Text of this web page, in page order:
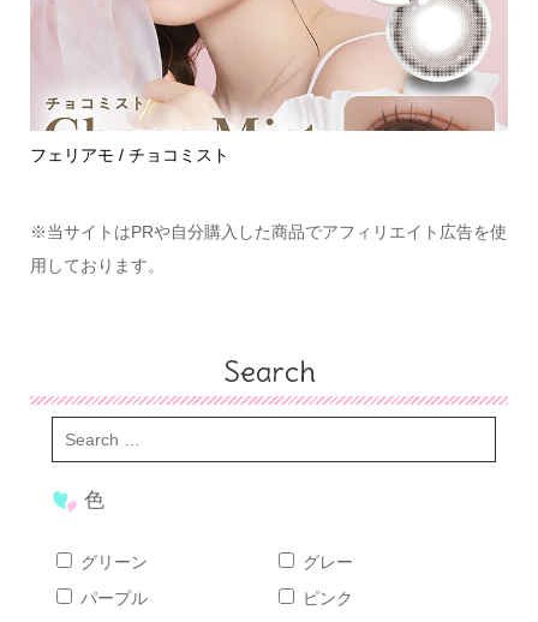
フェリアモ / チョコミスト
※当サイトはPRや自分購入した商品でアフィリエイト広告を使
用しております。
Search
色
グリーン
グレー
パープル
ピンク